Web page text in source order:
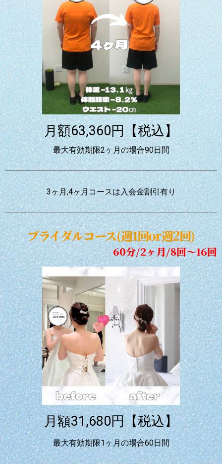
月額63,360円【税込】
最大有効期限2ヶ月の場合90日間
3ヶ月,4ヶ月コースは入会金割引有り
ブライダルコース(週1回or週2回)
60分/2ヶ月/8回〜16回
月額31,680円【税込】
最大有効期限1ヶ月の場合60日間